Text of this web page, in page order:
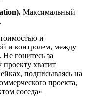
Максимальный
и
и контролем, между
Не гонитесь за
хватит
подписываясь на
проекта,
соседа».